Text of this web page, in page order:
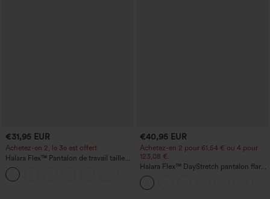
€31,95 EUR
Achetez-en 2, le 3e est offert
Halara Flex™ Pantalon de travail taille
haute avec poche latérale arrière et
légère coupe évasée
€40,95 EUR
Achetez-en 2 pour 61,54 € ou 4 pour
123,08 €.
Halara Flex™ DayStretch pantalon flare
de travail, taille mi-haute, poche latérale
zippée